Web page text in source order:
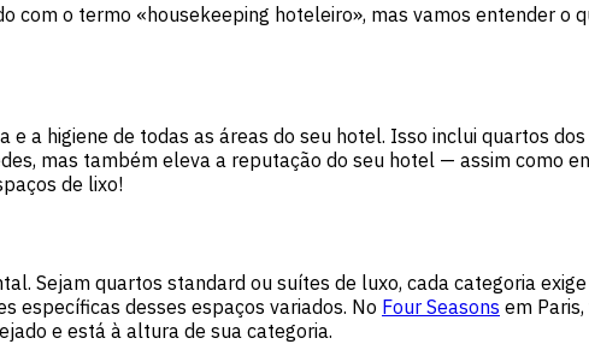
com o termo «housekeeping hoteleiro», mas vamos entender o
a higiene de todas as áreas do seu hotel. Isso inclui quartos
mas também eleva a reputação do seu hotel — assim como
de lixo!
Sejam quartos standard ou suítes de luxo, cada categoria
específicas desses espaços variados. No Four Seasons em
e está à altura de sua categoria.